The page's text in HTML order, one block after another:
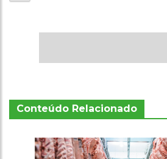
Conteúdo Relacionado